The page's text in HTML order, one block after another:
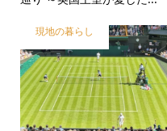
現地の暮らし